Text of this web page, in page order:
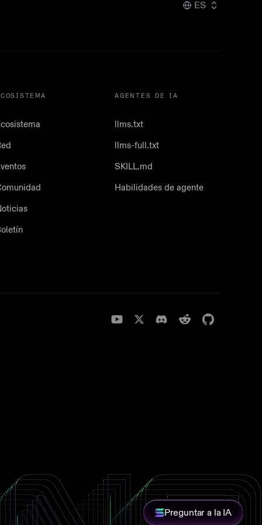
Preguntar a la IA
ES
AGENTES DE IA
llms.txt
llms-full.txt
SKILL.md
Habilidades de agente